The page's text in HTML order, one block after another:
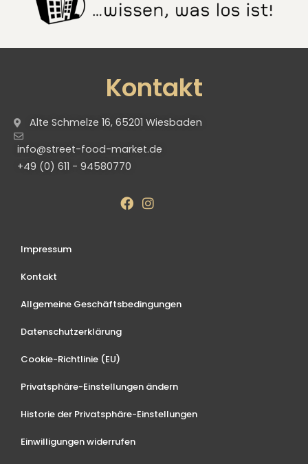
Kontakt
Alte Schmelze 16, 65201 Wiesbaden
info@street-food-market.de
+49 (0) 611 - 94580770
Impressum
Kontakt
Allgemeine Geschäftsbedingungen
Datenschutzerklärung
Cookie-Richtlinie (EU)
Privatsphäre-Einstellungen ändern
Historie der Privatsphäre-Einstellungen
Einwilligungen widerrufen